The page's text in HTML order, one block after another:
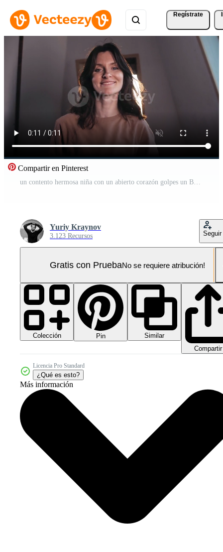
Regístrate
Compartir en Pinterest
un contento hermosa niña con un abierto corazón golpes un Beso y muestra su corazón a el cámara. haciendo forma de escuchar. galanteo. alto calidad 4k imágenes Vídeo Pro
Yuriy Kraynov
3.123 Recursos Seguir
Gratis con PruebaNo se requiere atribución!
Colección Pin
Similar
Compartir
Licencia Pro Standard
¿Qué es esto?
Más información